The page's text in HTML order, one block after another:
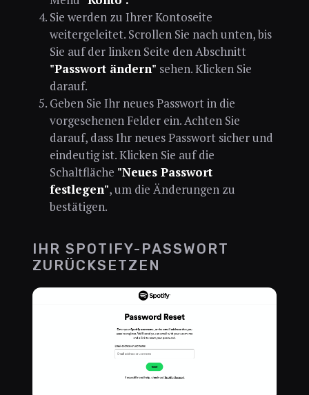
Sie werden zu Ihrer Kontoseite
weitergeleitet. Scrollen Sie nach unten, bis
Sie auf der linken Seite den Abschnitt
"Passwort ändern" sehen. Klicken Sie
darauf.
Geben Sie Ihr neues Passwort in die
vorgesehenen Felder ein. Achten Sie
darauf, dass Ihr neues Passwort sicher und
eindeutig ist. Klicken Sie auf die
Schaltfläche "Neues Passwort
festlegen", um die Änderungen zu
bestätigen.
IHR SPOTIFY-PASSWORT
ZURÜCKSETZEN